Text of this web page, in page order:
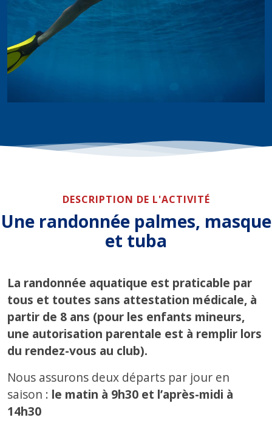
DESCRIPTION DE L'ACTIVITÉ
Une randonnée palmes, masque
et tuba
La randonnée aquatique est praticable par
tous et toutes sans attestation médicale, à
partir de 8 ans (pour les enfants mineurs,
une autorisation parentale est à remplir lors
du rendez-vous au club).
Nous assurons deux départs par jour en
saison : le matin à 9h30 et l’après-midi à
14h30